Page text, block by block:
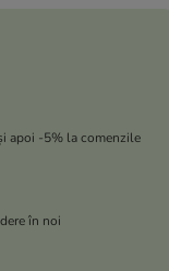
apoi -5% la comenzile
în noi